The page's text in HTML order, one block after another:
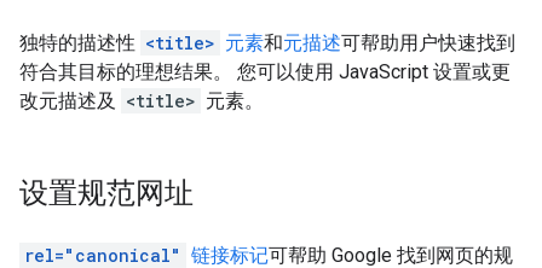
独特的描述性 <title> 元素和元描述可帮助用户快速找到
符合其目标的理想结果。 您可以使用 JavaScript 设置或更
改元描述及
<title> 元素。
设置规范网址
rel="canonical" 链接标记可帮助 Google 找到网页的规